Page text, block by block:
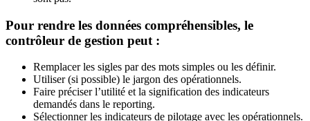
Pour rendre les données compréhensibles, le
contrôleur de gestion peut :
Remplacer les sigles par des mots simples ou les définir.
Utiliser (si possible) le jargon des opérationnels.
Faire préciser l’utilité et la signification des indicateurs
demandés dans le reporting.
Sélectionner les indicateurs de pilotage avec les opérationnels.